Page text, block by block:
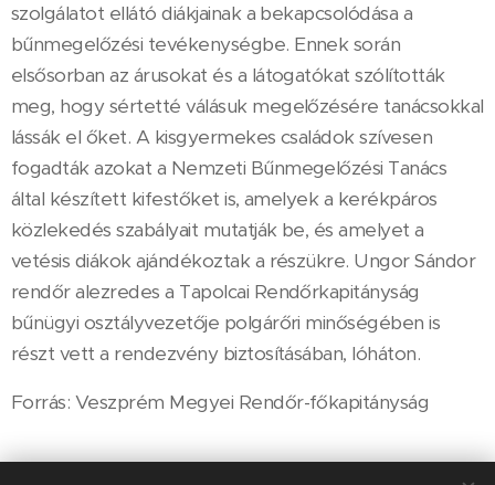
szolgálatot ellátó diákjainak a bekapcsolódása a
bűnmegelőzési tevékenységbe. Ennek során
elsősorban az árusokat és a látogatókat szólították
meg, hogy sértetté válásuk megelőzésére tanácsokkal
lássák el őket. A kisgyermekes családok szívesen
fogadták azokat a Nemzeti Bűnmegelőzési Tanács
által készített kifestőket is, amelyek a kerékpáros
közlekedés szabályait mutatják be, és amelyet a
vetésis diákok ajándékoztak a részükre. Ungor Sándor
rendőr alezredes a Tapolcai Rendőrkapitányság
bűnügyi osztályvezetője polgárőri minőségében is
részt vett a rendezvény biztosításában, lóháton.
Forrás: Veszprém Megyei Rendőr-főkapitányság